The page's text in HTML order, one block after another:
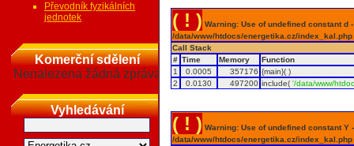
Převodník fyzikálních
jednotek
Komerční sdělení
Nenalezena žádná zpráva
Vyhledávání
( ! ) Warning: Use of undefined constant
/data/www/htdocs/energetika.cz/
Call Stack
# Time Memory
Function
1
0.0005 357176 {main}( )
2
0.0130 497200 include('/data/www/
( ! ) Warning: Use of undefined constant
/data/www/htdocs/energetika.cz/